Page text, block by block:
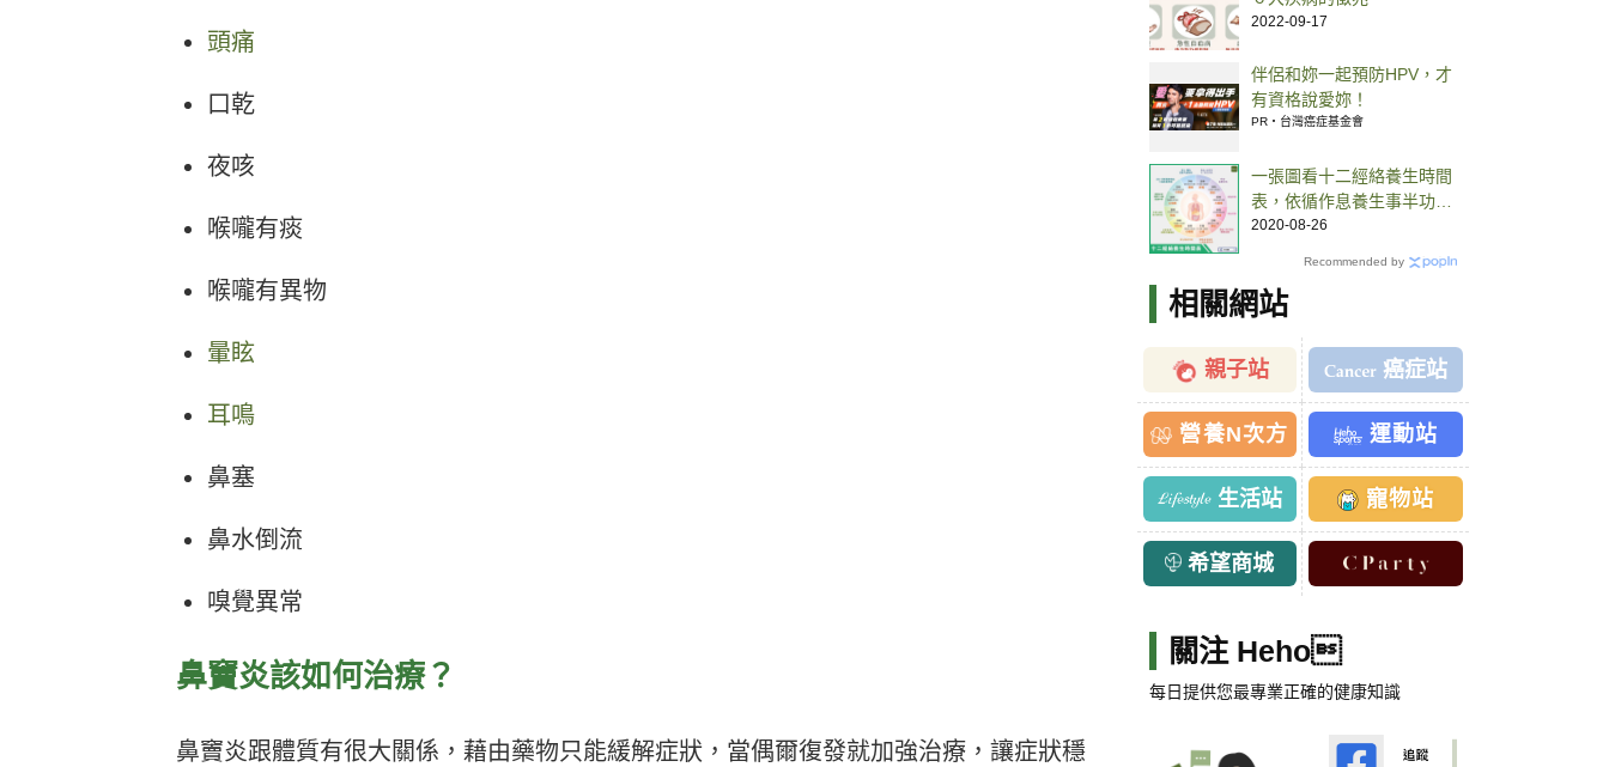
頭痛
口乾
夜咳
喉嚨有痰
喉嚨有異物
暈眩
耳鳴
鼻塞
鼻水倒流
嗅覺異常
鼻竇炎該如何治療？
鼻竇炎跟體質有很大關係，藉由藥物只能緩解症狀，當偶爾復發就加強治療，讓症狀穩
2022-09-17
伴侶和妳一起預防HPV，才
有資格說愛妳！
PR・台灣癌症基金會
一張圖看十二經絡養生時間
表，依循作息養生事半功
倍！
2020-08-26
Recommended by
相關網站
親子站 癌症站
營養N次方 運動站
生活站 寵物站
希望商城
關注 Heho
每日提供您最專業正確的健康知識